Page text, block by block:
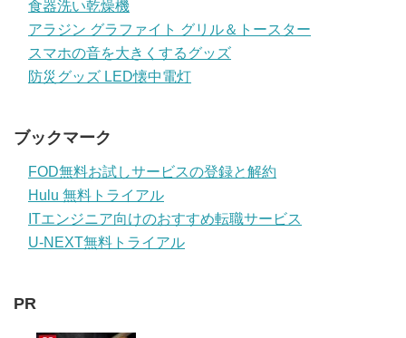
食器洗い乾燥機
アラジン グラファイト グリル＆トースター
スマホの音を大きくするグッズ
防災グッズ LED懐中電灯
ブックマーク
FOD無料お試しサービスの登録と解約
Hulu 無料トライアル
ITエンジニア向けのおすすめ転職サービス
U-NEXT無料トライアル
PR